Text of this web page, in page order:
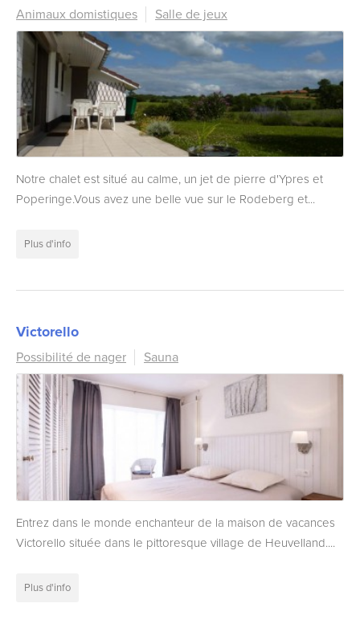
Animaux domistiques Salle de jeux
Notre chalet est situé au calme, un jet de pierre d'Ypres et
Poperinge.Vous avez une belle vue sur le Rodeberg et...
Plus d'info
Victorello
Possibilité de nager Sauna
Entrez dans le monde enchanteur de la maison de vacances
Victorello située dans le pittoresque village de Heuvelland....
Plus d'info